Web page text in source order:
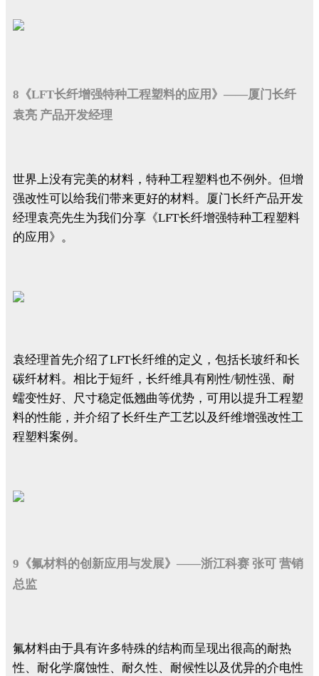
8《LFT长纤增强特种工程塑料的应用》——厦门长纤
袁亮 产品开发经理
世界上没有完美的材料，特种工程塑料也不例外。但增
强改性可以给我们带来更好的材料。厦门长纤产品开发
经理袁亮先生为我们分享《LFT长纤增强特种工程塑料
的应用》。
袁经理首先介绍了LFT长纤维的定义，包括长玻纤和长
碳纤材料。相比于短纤，长纤维具有刚性/韧性强、耐
蠕变性好、尺寸稳定低翘曲等优势，可用以提升工程塑
料的性能，并介绍了长纤生产工艺以及纤维增强改性工
程塑料案例。
9《氟材料的创新应用与发展》——浙江科赛 张可 营销
总监
氟材料由于具有许多特殊的结构而呈现出很高的耐热
性、耐化学腐蚀性、耐久性、耐候性以及优异的介电性